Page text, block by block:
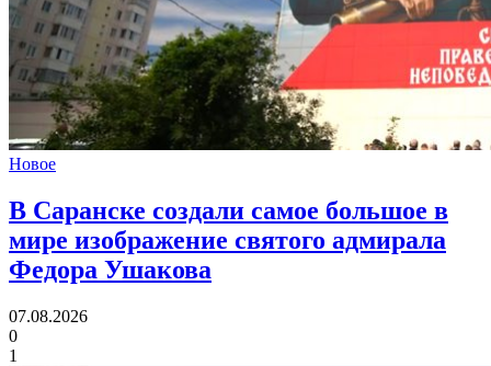
Новое
В Саранске создали самое большое в
мире изображение святого адмирала
Федора Ушакова
07.08.2026
0
1